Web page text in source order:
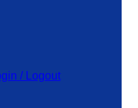
/ Logout